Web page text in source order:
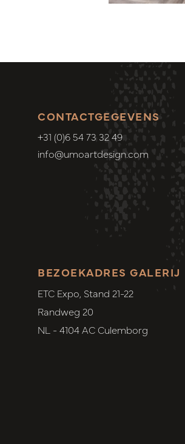
CONTACTGEGEVENS
+31 (0)6 54 73 32 49
info@umoartdesign.com
BEZOEKADRES GALERIJ
ETC Expo, Stand 21-22
Randweg 20
NL - 4104 AC Culemborg